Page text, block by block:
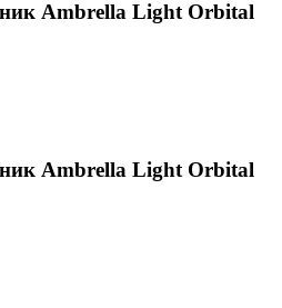
Ambrella Light Orbital
Ambrella Light Orbital